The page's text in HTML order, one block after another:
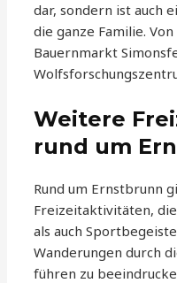
dar, sondern ist auch
die ganze Familie.
Bauernmarkt
Weitere
rund um
Rund um Ernstbrunn
Freizeitaktivitäten,
als auch
Wanderungen durch
führen zu